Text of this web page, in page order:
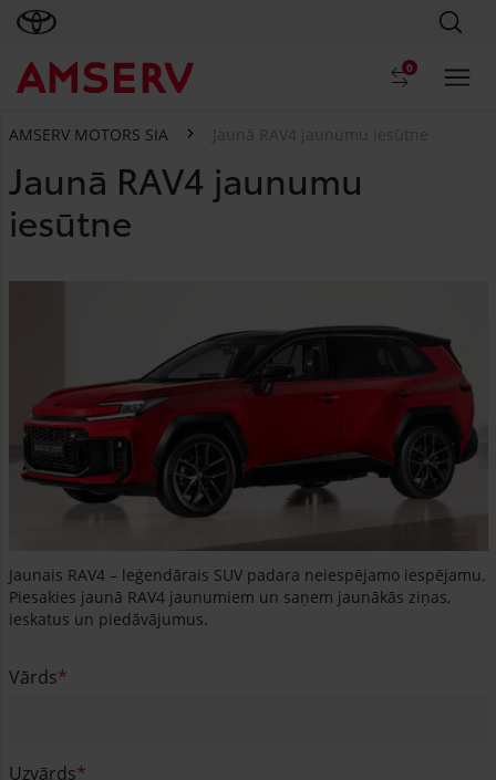
0
AMSERV MOTORS SIA Jaunā RAV4 jaunumu iesūtne
Jaunā RAV4 jaunumu
iesūtne
Jaunais RAV4 – leģendārais SUV padara neiespējamo iespējamu.
Piesakies jaunā RAV4 jaunumiem un saņem jaunākās ziņas,
ieskatus un piedāvājumus.
Vārds
Uzvārds